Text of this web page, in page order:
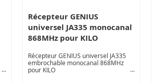
Récepteur GENIUS
universel JA335 monocanal
868MHz pour KILO
Récepteur GENIUS universel JA335
embrochable monocanal 868MHz
pour KILO